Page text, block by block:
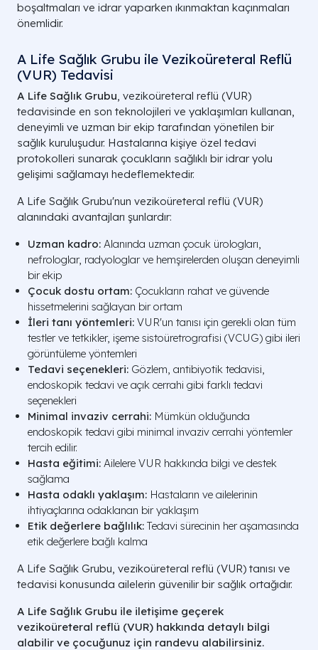
boşaltmaları ve idrar yaparken ıkınmaktan kaçınmaları
önemlidir.
A Life Sağlık Grubu ile Vezikoüreteral Reflü
(VUR) Tedavisi
A Life Sağlık Grubu, vezikoüreteral reflü (VUR)
tedavisinde en son teknolojileri ve yaklaşımları kullanan,
deneyimli ve uzman bir ekip tarafından yönetilen bir
sağlık kuruluşudur. Hastalarına kişiye özel tedavi
protokolleri sunarak çocukların sağlıklı bir idrar yolu
gelişimi sağlamayı hedeflemektedir.
A Life Sağlık Grubu'nun vezikoüreteral reflü (VUR)
alanındaki avantajları şunlardır:
Uzman kadro: Alanında uzman çocuk ürologları,
nefrologlar, radyologlar ve hemşirelerden oluşan deneyimli
bir ekip
Çocuk dostu ortam: Çocukların rahat ve güvende
hissetmelerini sağlayan bir ortam
İleri tanı yöntemleri: VUR'un tanısı için gerekli olan tüm
testler ve tetkikler, işeme sistoüretrografisi (VCUG) gibi ileri
görüntüleme yöntemleri
Tedavi seçenekleri: Gözlem, antibiyotik tedavisi,
endoskopik tedavi ve açık cerrahi gibi farklı tedavi
seçenekleri
Minimal invaziv cerrahi: Mümkün olduğunda
endoskopik tedavi gibi minimal invaziv cerrahi yöntemler
tercih edilir.
Hasta eğitimi: Ailelere VUR hakkında bilgi ve destek
sağlama
Hasta odaklı yaklaşım: Hastaların ve ailelerinin
ihtiyaçlarına odaklanan bir yaklaşım
Etik değerlere bağlılık: Tedavi sürecinin her aşamasında
etik değerlere bağlı kalma
A Life Sağlık Grubu, vezikoüreteral reflü (VUR) tanısı ve
tedavisi konusunda ailelerin güvenilir bir sağlık ortağıdır.
A Life Sağlık Grubu ile iletişime geçerek
vezikoüreteral reflü (VUR) hakkında detaylı bilgi
alabilir ve çocuğunuz için randevu alabilirsiniz.